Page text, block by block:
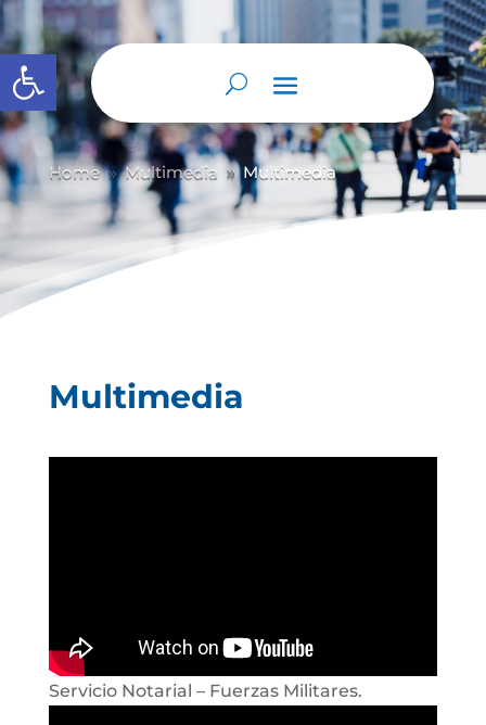
Abrir barra de herramientas
Home 9 Multimedia 9 Multimedia
Multimedia
Servicio Notarial – Fuerzas Militares.